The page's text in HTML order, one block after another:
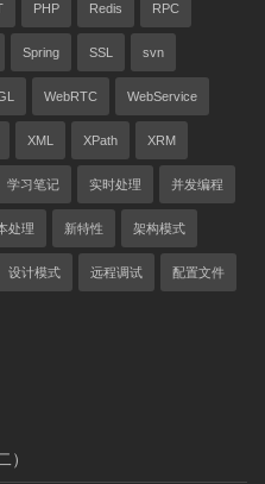
PHP Redis RPC
Spring SSL svn
WebRTC WebService
XML XPath XRM
学习笔记 实时处理 并发编程
处理 新特性 架构模式
设计模式 远程调试 配置文件
）